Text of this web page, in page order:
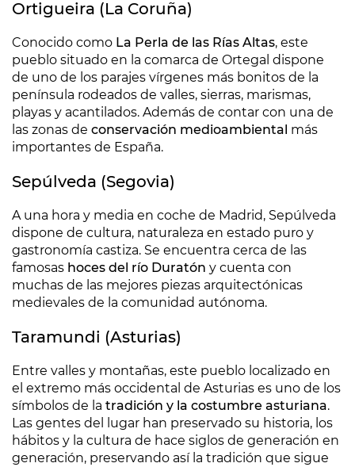
Ortigueira (La Coruña)
Conocido como La Perla de las Rías Altas, este
pueblo situado en la comarca de Ortegal dispone
de uno de los parajes vírgenes más bonitos de la
península rodeados de valles, sierras, marismas,
playas y acantilados. Además de contar con una de
las zonas de conservación medioambiental más
importantes de España.
Sepúlveda (Segovia)
A una hora y media en coche de Madrid, Sepúlveda
dispone de cultura, naturaleza en estado puro y
gastronomía castiza. Se encuentra cerca de las
famosas hoces del río Duratón y cuenta con
muchas de las mejores piezas arquitectónicas
medievales de la comunidad autónoma.
Taramundi (Asturias)
Entre valles y montañas, este pueblo localizado en
el extremo más occidental de Asturias es uno de los
símbolos de la tradición y la costumbre asturiana.
Las gentes del lugar han preservado su historia, los
hábitos y la cultura de hace siglos de generación en
generación, preservando así la tradición que sigue